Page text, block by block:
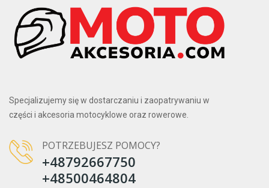
Specjalizujemy się w dostarczaniu i zaopatrywaniu w
części i akcesoria motocyklowe oraz rowerowe.
POTRZEBUJESZ POMOCY?
+48792667750
+48500464804